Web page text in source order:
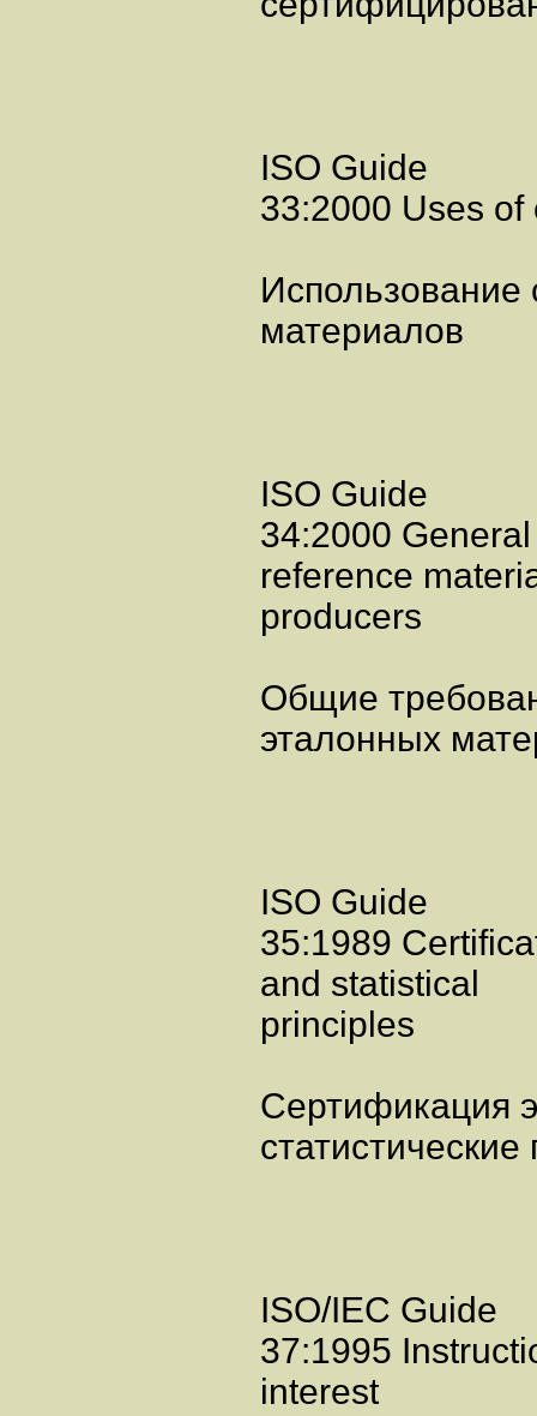
ISO Guide
33:2000 Uses
материалов
ISO Guide
34:2000
reference
producers
Общие
эталонных
ISO Guide
35:1989
and statistical
principles
Сертификация
ISO/IEC Guide
37:1995
interest